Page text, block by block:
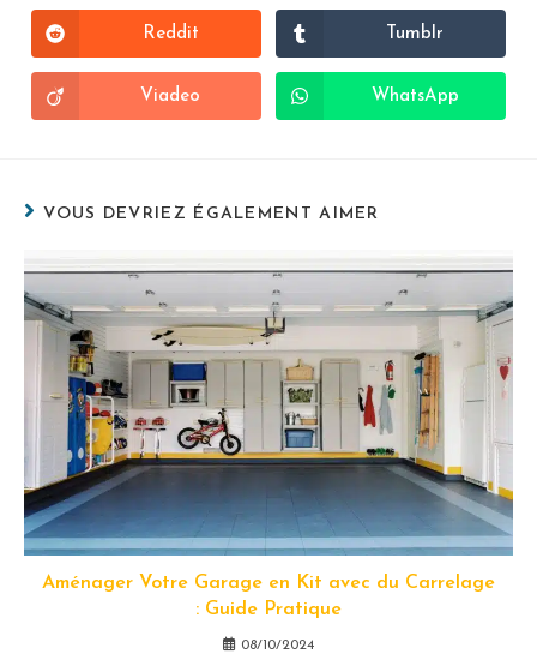
Reddit Tumblr
Viadeo WhatsApp
VOUS DEVRIEZ ÉGALEMENT AIMER
Aménager Votre Garage en Kit avec du Carrelage
: Guide Pratique
08/10/2024